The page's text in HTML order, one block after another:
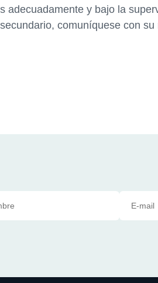
adecuadamente y bajo la
comuníquese con